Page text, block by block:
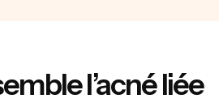
l’acné liée